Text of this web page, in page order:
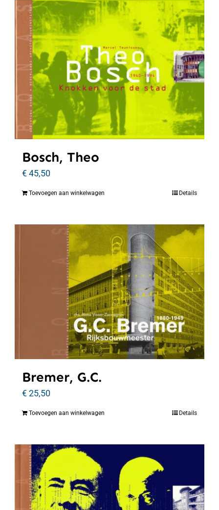
Bosch, Theo
€45,50
Toevoegen aan winkelwagen Details
Bremer, G.C.
€25,50
Toevoegen aan winkelwagen Details